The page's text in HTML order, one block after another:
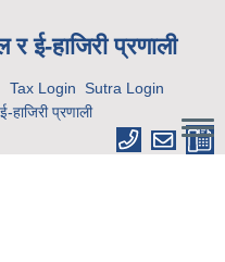
ई-हाजिरी प्रणाली
Tax Login Sutra Login
ई-हाजिरी प्रणाली